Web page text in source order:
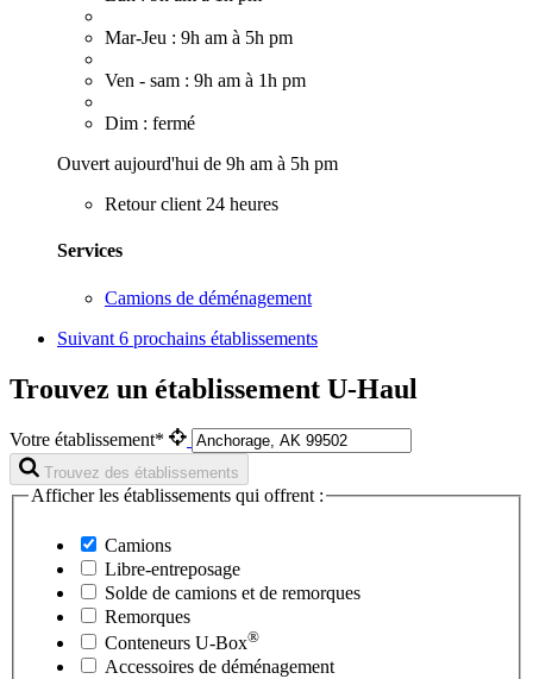
Mar-Jeu : 9h am à 5h pm
Ven - sam : 9h am à 1h pm
Dim : fermé
Ouvert aujourd'hui de 9h am à 5h pm
Retour client 24 heures
Services
Camions de déménagement
Suivant 6 prochains établissements
Trouvez un établissement U-Haul
Votre établissement*
Trouvez des établissements
Afficher les établissements qui offrent :
Camions
Libre-entreposage
Solde de camions et de remorques
Remorques
Conteneurs U-Box®
Accessoires de déménagement